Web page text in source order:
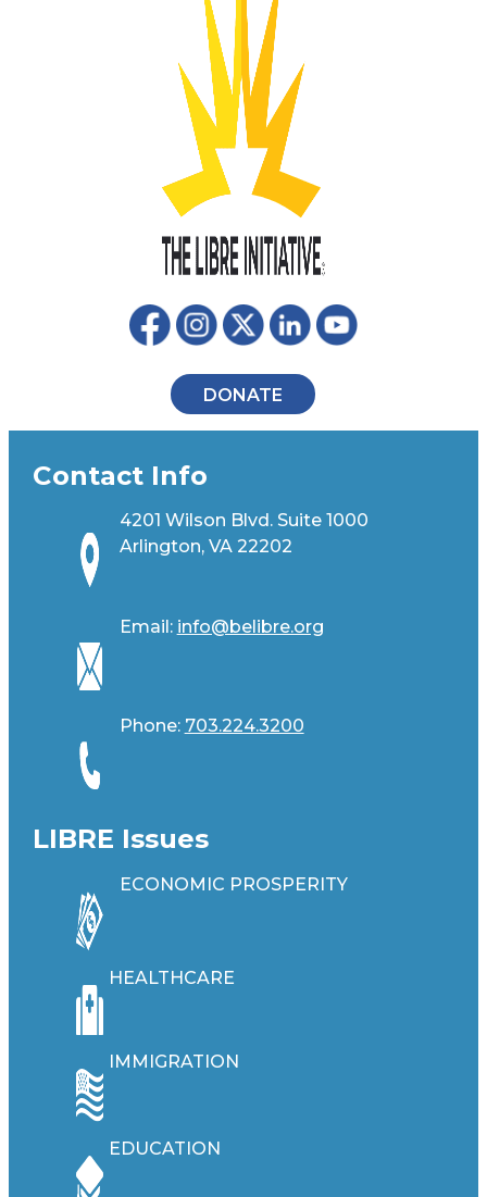
DONATE
Contact Info
4201 Wilson Blvd. Suite 1000
Arlington, VA 22202
Email: info@belibre.org
Phone: 703.224.3200
LIBRE Issues
ECONOMIC PROSPERITY
HEALTHCARE
IMMIGRATION
EDUCATION